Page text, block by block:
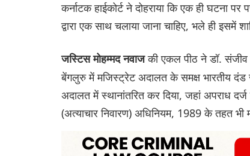
कर्नाटक हाईकोर्ट ने दोहराया कि एक ही घटना
द्वारा एक साथ चलाया जाना चाहिए, भले ही इसमें
जस्टिस मोहम्मद नवाजकी एकल पीठ ने डॉ. संजीव
बेंगलुरु में मजिस्ट्रेट अदालत के समक्ष भारतीय
अदालत में स्थानांतरित कर दिया, जहां अपराध
(अत्याचार निवारण) अधिनियम, 1989 के तहत भी